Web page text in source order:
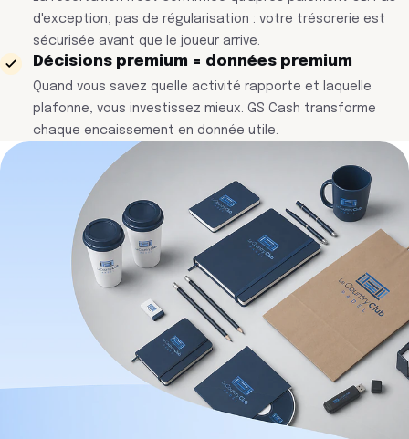
d'exception, pas de régularisation : votre trésorerie est
sécurisée avant que le joueur arrive.
Décisions premium = données premium
Quand vous savez quelle activité rapporte et laquelle
plafonne, vous investissez mieux. GS Cash transforme
chaque encaissement en donnée utile.